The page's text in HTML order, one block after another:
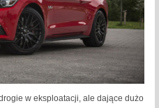
w eksploatacji, ale dające dużo